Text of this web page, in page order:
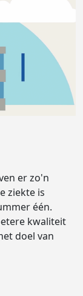
er zo'n
ziekte is
één.
kwaliteit
doel van